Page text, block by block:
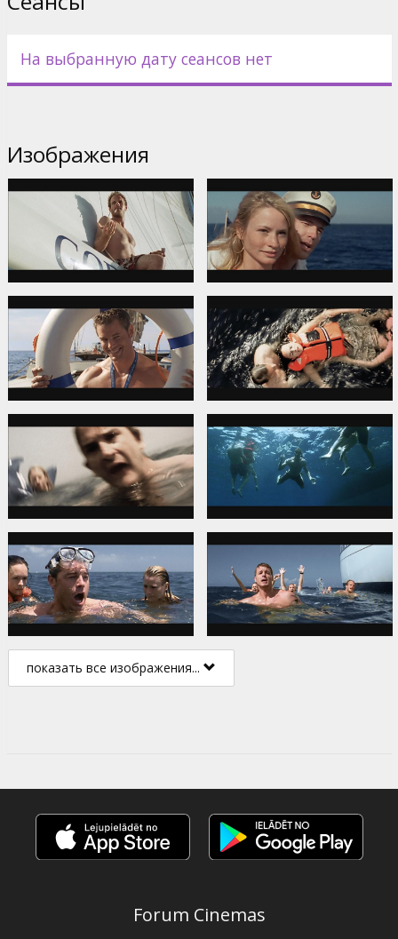
На выбранную дату сеансов нет
Изображения
показать все изображения...
Forum Cinemas